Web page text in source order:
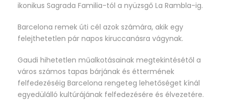
ikonikus Sagrada Familia-tól a nyüzsgő La Rambla-ig.
Barcelona remek úti cél azok számára, akik egy
felejthetetlen pár napos kiruccanásra vágynak.
Gaudi hihetetlen műalkotásainak megtekintésétől a
város számos tapas bárjának és éttermének
felfedezéséig Barcelona rengeteg lehetőséget kínál
egyedülálló kultúrájának felfedezésére és élvezetére.